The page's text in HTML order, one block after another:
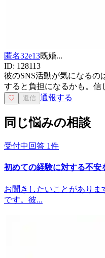
匿名32e13既婚...
ID: 128113
彼のSNS活動が気になるの
すると負担になるかも。信
♡ 返信 通報する
同じ悩みの相談
受付中 回答 1件
初めての経験に対する不安
お聞きしたいことがありま
です。彼...